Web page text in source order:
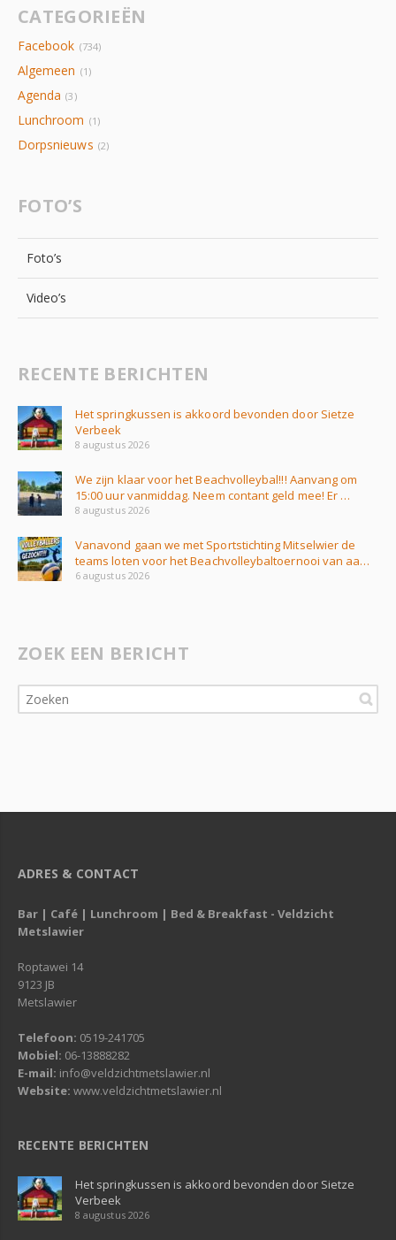
CATEGORIEËN
Facebook (734)
Algemeen (1)
Agenda (3)
Lunchroom (1)
Dorpsnieuws (2)
FOTO’S
Foto’s
Video’s
RECENTE BERICHTEN
Het springkussen is akkoord bevonden door Sietze
Verbeek
8 augustus 2026
We zijn klaar voor het Beachvolleybal!!! Aanvang om
15:00 uur vanmiddag. Neem contant geld mee! Er …
8 augustus 2026
Vanavond gaan we met Sportstichting Mitselwier de
teams loten voor het Beachvolleybaltoernooi van aa…
6 augustus 2026
ZOEK EEN BERICHT
ADRES & CONTACT
Bar | Café | Lunchroom | Bed & Breakfast - Veldzicht
Metslawier
Roptawei 14
9123 JB
Metslawier
Telefoon: 0519-241705
Mobiel: 06-13888282
E-mail: info@veldzichtmetslawier.nl
Website: www.veldzichtmetslawier.nl
RECENTE BERICHTEN
Het springkussen is akkoord bevonden door Sietze
Verbeek
8 augustus 2026